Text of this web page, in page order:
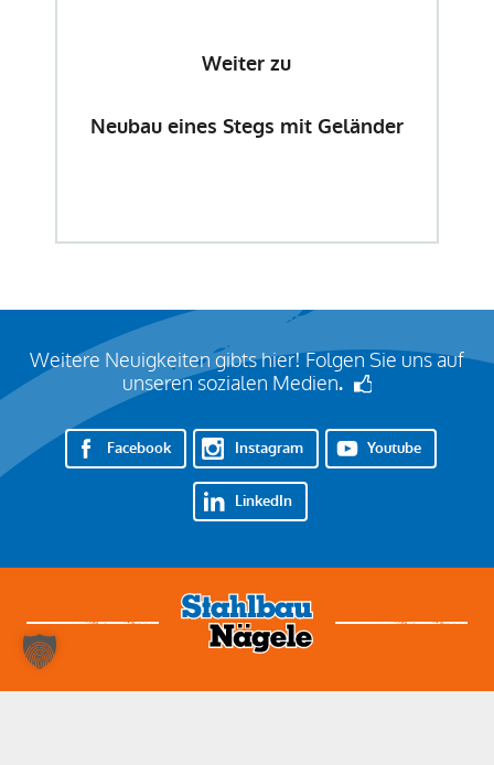
Weiter zu
Neubau eines Stegs mit Geländer
Weitere Neuigkeiten gibts hier! Folgen Sie uns auf
unseren sozialen Medien.
Facebook Instagram Youtube
LinkedIn